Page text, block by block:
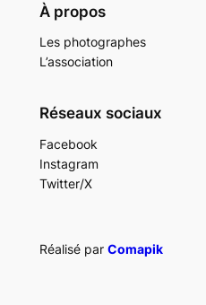
À propos
Les photographes
L’association
Réseaux sociaux
Facebook
Instagram
Twitter/X
Réalisé par Comapik